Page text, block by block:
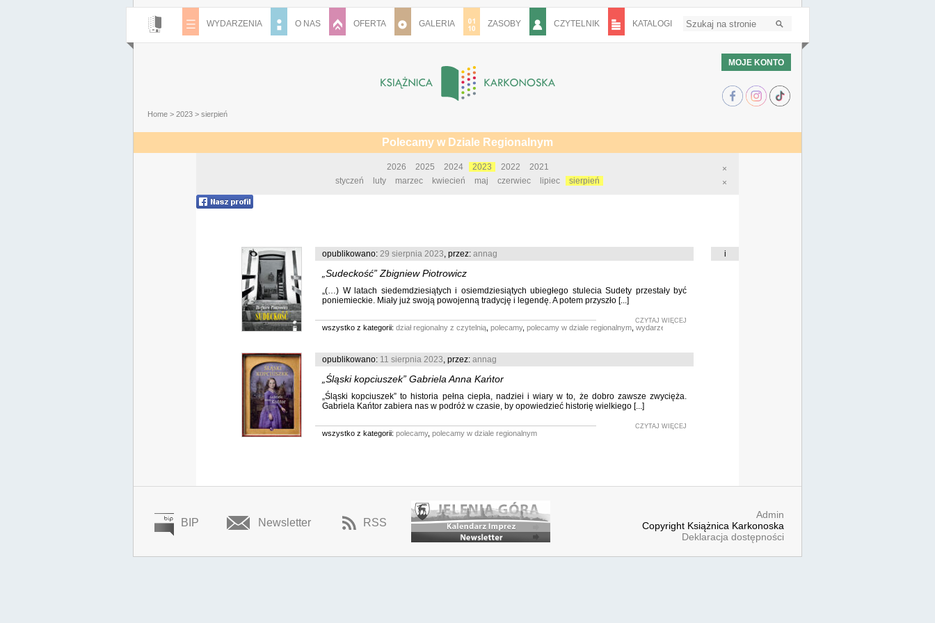
WYDARZENIA O NAS OFERTA GALERIA ZASOBY CZYTELNIK KATALOGI
MOJE KONTO
Home > 2023 > sierpień
Polecamy w Dziale Regionalnym
×
2026 2025 2024 2023 2022
2021
×
styczeń luty marzec kwiecień maj czerwiec lipiec sierpień
opublikowano: 29 sierpnia 2023, przez: annag
„Sudeckość” Zbigniew Piotrowicz
„(…) W latach siedemdziesiątych i osiemdziesiątych ubiegłego stulecia Sudety przestały być
poniemieckie. Miały już swoją powojenną tradycję i legendę. A potem przyszło [...]
CZYTAJ WIĘCEJ
wszystko z kategorii: dział regionalny z czytelnią polecamy, polecamy w dziale regionalnym wydarzenia
i
opublikowano: 11 sierpnia 2023, przez: annag
„Śląski kopciuszek” Gabriela Anna Kańtor
„Śląski kopciuszek” to historia pełna ciepła, nadziei i wiary w to, że dobro zawsze zwycięża.
Gabriela Kańtor zabiera nas w podróż w czasie, by opowiedzieć historię wielkiego [...]
CZYTAJ WIĘCEJ
wszystko z kategorii: polecamy, polecamy w dziale regionalnym
BIP Newsletter RSS
Admin
Copyright Książnica Karkonoska
Deklaracja dostępności